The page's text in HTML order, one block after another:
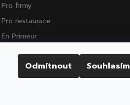
Odmítnout Souhlasím
Pro firmy
Pro restaurace
En Primeur
Zákaznická podpora